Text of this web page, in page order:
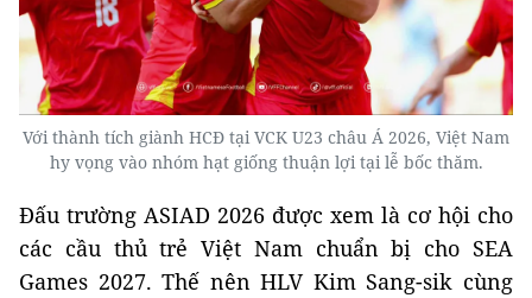
Với thành tích giành HCĐ tại VCK U23 châu Á 2026, Việt Nam
hy vọng vào nhóm hạt giống thuận lợi tại lễ bốc thăm.
Đấu trường ASIAD 2026 được xem là cơ hội cho
các cầu thủ trẻ Việt Nam chuẩn bị cho SEA
Games 2027. Thế nên HLV Kim Sang-sik cùng